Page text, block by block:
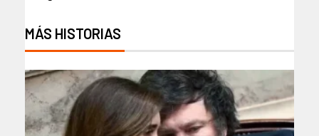
MÁS HISTORIAS